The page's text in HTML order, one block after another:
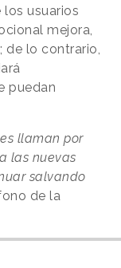
los usuarios
mejora,
de lo contrario,
puedan
llaman por
las nuevas
salvando
de la